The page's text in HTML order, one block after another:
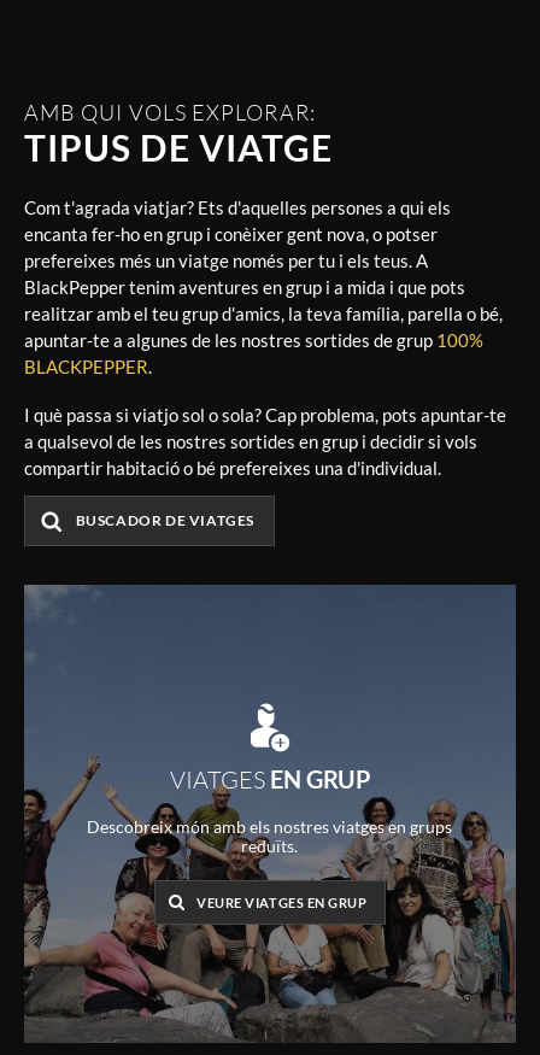
AMB QUI VOLS EXPLORAR:
TIPUS DE VIATGE
Com t'agrada viatjar? Ets d'aquelles persones a qui els
encanta fer-ho en grup i conèixer gent nova, o potser
prefereixes més un viatge només per tu i els teus. A
BlackPepper tenim aventures en grup i a mida i que pots
realitzar amb el teu grup d'amics, la teva família, parella o bé,
apuntar-te a algunes de les nostres sortides de grup 100%
BLACKPEPPER.
I què passa si viatjo sol o sola? Cap problema, pots apuntar-te
a qualsevol de les nostres sortides en grup i decidir si vols
compartir habitació o bé prefereixes una d'individual.
BUSCADOR DE VIATGES
VIATGES EN GRUP
Descobreix món amb els nostres viatges en grups
reduïts.
VEURE VIATGES EN GRUP